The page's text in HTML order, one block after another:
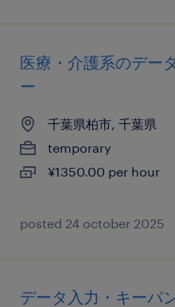
医療・介護系のデー
ー
千葉県柏市, 千葉県
temporary
¥1350.00 per hour
posted 24 october 2025
データ入力・キーパ